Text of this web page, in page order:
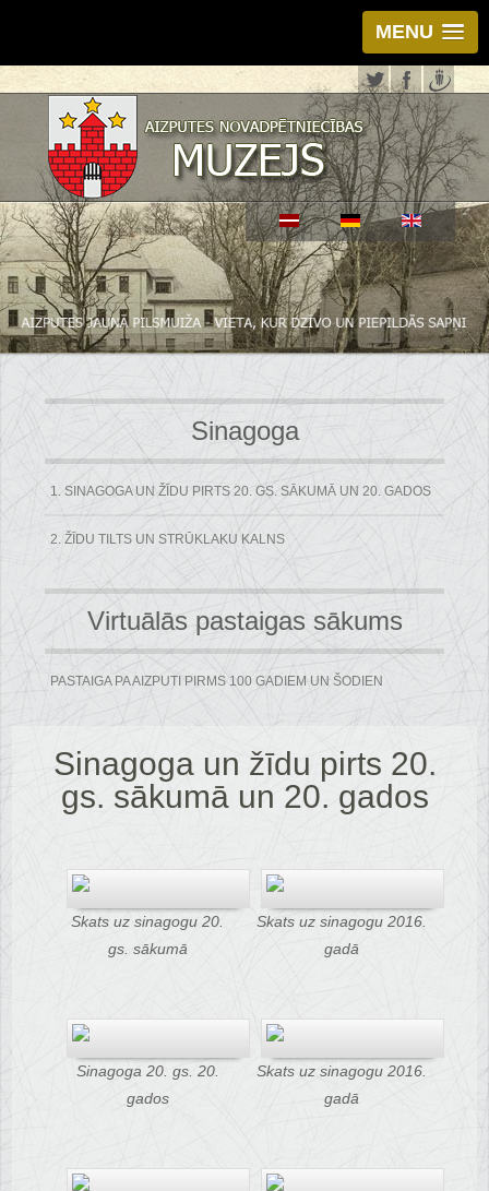
MENU
Sinagoga
1. SINAGOGA UN ŽĪDU PIRTS 20. GS. SĀKUMĀ UN 20. GADOS
2. ŽĪDU TILTS UN STRŪKLAKU KALNS
Virtuālās pastaigas sākums
PASTAIGA PA AIZPUTI PIRMS 100 GADIEM UN ŠODIEN
Sinagoga un žīdu pirts 20.
gs. sākumā un 20. gados
Skats uz sinagogu 20.
gs. sākumā
Skats uz sinagogu 2016.
gadā
Sinagoga 20. gs. 20.
gados
Skats uz sinagogu 2016.
gadā